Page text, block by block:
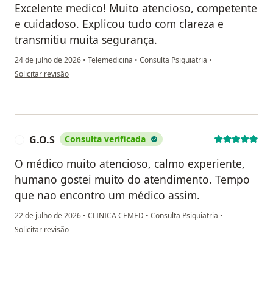
Excelente medico! Muito atencioso, competente
e cuidadoso. Explicou tudo com clareza e
transmitiu muita segurança.
24 de julho de 2026 • Telemedicina • Consulta Psiquiatria •
na opinião do utilizador Adriana
Solicitar revisão
G.O.S Consulta verificada
O médico muito atencioso, calmo experiente,
humano gostei muito do atendimento. Tempo
que nao encontro um médico assim.
22 de julho de 2026 • CLINICA CEMED • Consulta Psiquiatria •
na opinião do utilizador G.O.S
Solicitar revisão